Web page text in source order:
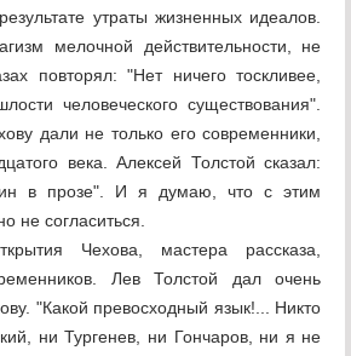
утраты жизненных идеалов.
мелочной действительности, не
повторял: "Нет ничего тоскливее,
человеческого существования".
дали не только его современники,
века. Алексей Толстой сказал:
в прозе". И я думаю, что с этим
не согласиться.
Чехова, мастера рассказа,
Лев Толстой дал очень
"Какой превосходный язык!... Никто
ни Тургенев, ни Гончаров, ни я не